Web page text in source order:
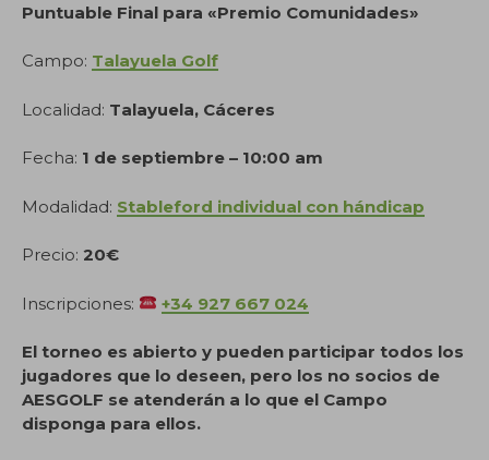
Puntuable Final para «Premio Comunidades»
Campo: Talayuela Golf
Localidad: Talayuela, Cáceres
Fecha: 1 de septiembre – 10:00 am
Modalidad: Stableford individual con hándicap
Precio: 20€
Inscripciones: +34 927 667 024
El torneo es abierto y pueden participar todos los
jugadores que lo deseen, pero los no socios de
AESGOLF se atenderán a lo que el Campo
disponga para ellos.